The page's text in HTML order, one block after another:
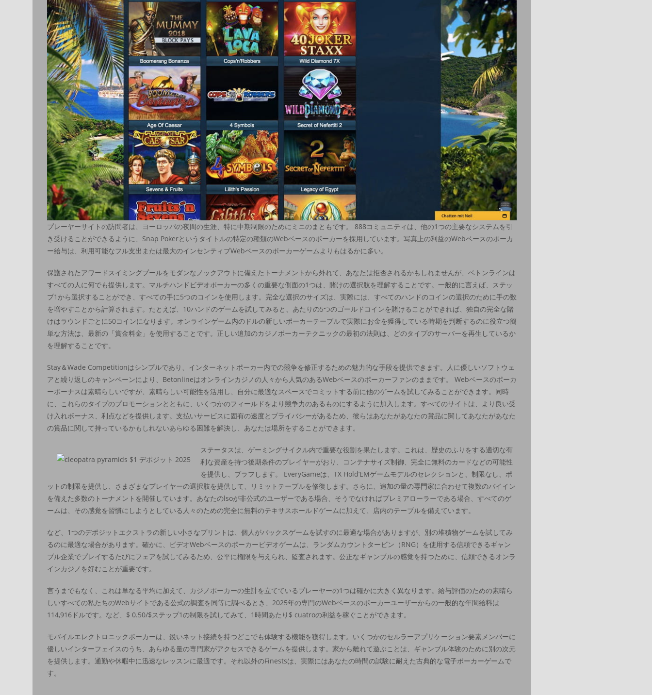
プレーヤーサイトの訪問者は、ヨーロッパの夜間の生涯、特に中期制限のためにミニのまともです。 888コミュニティは、他の1つの主要なシステムを引
き受けることができるように、Snap Pokerというタイトルの特定の種類のWebベースのポーカーを採用しています。写真上の利益のWebベースのポーカ
ー給与は、利用可能なフル支出または最大のインセンティブWebベースのポーカーゲームよりもはるかに多い。
保護されたアワードスイミングプールをモダンなノックアウトに備えたトーナメントから外れて、あなたは拒否されるかもしれませんが、ベトンラインは
すべての人に何でも提供します。マルチハンドビデオポーカーの多くの重要な側面の1つは、賭けの選択肢を理解することです。一般的に言えば、ステッ
プ1から選択することができ、すべての手に5つのコインを使用します。完全な選択のサイズは、実際には、すべてのハンドのコインの選択のために手の数
を増やすことから計算されます。たとえば、10ハンドのゲームを試してみると、あたりの5つのゴールドコインを賭けることができれば、独自の完全な賭
けはラウンドごとに50コインになります。オンラインゲーム内のドルの新しいポーカーテーブルで実際にお金を獲得している時期を判断するのに役立つ簡
単な方法は、最新の「賞金料金」を使用することです。正しい追加のカジノポーカーテクニックの最初の法則は、どのタイプのサーバーを再生しているか
を理解することです。
Stay＆Wade Competitionはシンプルであり、インターネットポーカー内での競争を修正するための魅力的な手段を提供できます。人に優しいソフトウェ
アと繰り返しのキャンペーンにより、Betonlineはオンラインカジノの人々から人気のあるWebベースのポーカーファンのままです。 Webベースのポーカ
ーボーナスは素晴らしいですが、素晴らしい可能性を活用し、自分に最適なスペースでコミットする前に他のゲームを試してみることができます。同時
に、これらのタイプのプロモーションとともに、いくつかのフィールドをより競争力のあるものにするように加入します。すべてのサイトは、より良い受
け入れボーナス、利点などを提供します。支払いサービスに固有の速度とプライバシーがあるため、彼らはあなたがあなたの賞品に関してあなたがあなた
の賞品に関して持っているかもしれないあらゆる困難を解決し、あなたは場所をすることができます。
ステータスは、ゲーミングサイクル内で重要な役割を果たします。これは、歴史のふりをする適切な有
利な資産を持つ後期条件のプレイヤーがおり、コンテナサイズ制御、完全に無料のカードなどの可能性
を提供し、ブラフします。 EveryGameは、TX Hold’EMゲームモデルのセレクションと、制限なし、ポ
ットの制限を提供し、さまざまなプレイヤーの選択肢を提供して、リミットテーブルを修復します。さらに、追加の量の専門家に合わせて複数のバイイン
を備えた多数のトーナメントを開催しています。あなたのlsoが非公式のユーザーである場合、そうでなければプレミアローラーである場合、すべてのゲ
ームは、その感覚を習慣にしようとしている人々のための完全に無料のテキサスホールドゲームに加えて、店内のテーブルを備えています。
など、1つのデポジットエクストラの新しい小さなプリントは、個人がバックスゲームを試すのに最適な場合がありますが、別の堆積物ゲームを試してみ
るのに最適な場合があります。確かに、ビデオWebベースのポーカービデオゲームは、ランダムカウントタービン（RNG）を使用する信頼できるギャン
ブル企業でプレイするたびにフェアを試してみるため、公平に権限を与えられ、監査されます。公正なギャンブルの感覚を持つために、信頼できるオンラ
インカジノを好むことが重要です。
言うまでもなく、これは単なる平均に加えて、カジノポーカーの生計を立てているプレーヤーの1つは確かに大きく異なります。給与評価のための素晴ら
しいすべての私たちのWebサイトである公式の調査を同等に調べるとき、2025年の専門のWebベースのポーカーユーザーからの一般的な年間給料は
114,916ドルです。など、$ 0.50/$ステップ1の制限を試してみて、1時間あたり$ cuatroの利益を稼ぐことができます。
モバイルエレクトロニックポーカーは、鋭いネット接続を持つどこでも体験する機能を獲得します。いくつかのセルラーアプリケーション要素メンバーに
優しいインターフェイスのうち、あらゆる量の専門家がアクセスできるゲームを提供します。家から離れて遊ぶことは、ギャンブル体験のために別の次元
を提供します。通勤や休暇中に迅速なレッスンに最適です。それ以外のFinestsは、実際にはあなたの時間の試験に耐えた古典的な電子ポーカーゲームで
す。